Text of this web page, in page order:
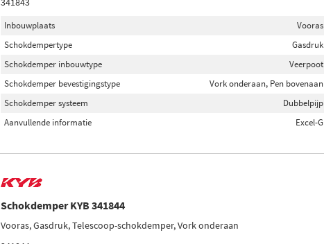
Inbouwplaats
Vooras
Schokdempertype
Gasdruk
Schokdemper inbouwtype
Veerpoot
Schokdemper bevestigingstype
Vork onderaan, Pen bovenaan
Schokdemper systeem
Dubbelpijp
Aanvullende informatie
Excel-G
Schokdemper KYB 341844
Vooras, Gasdruk, Telescoop-schokdemper, Vork onderaan